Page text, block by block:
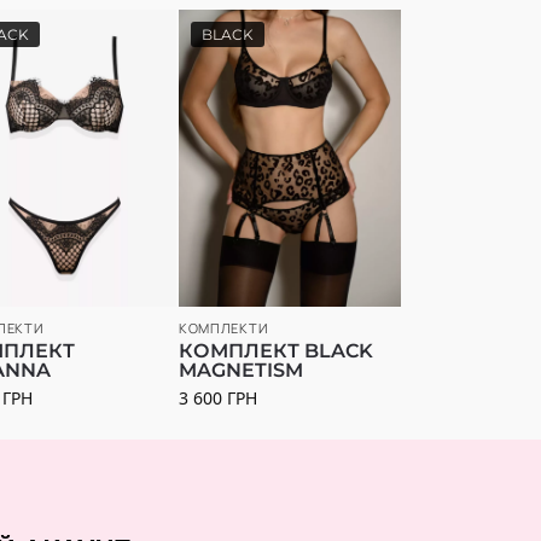
ГРН
BLACK
КОМПЛЕКТИ
КОМПЛЕКТ BLACK
MAGNETISM
3 600 ГРН